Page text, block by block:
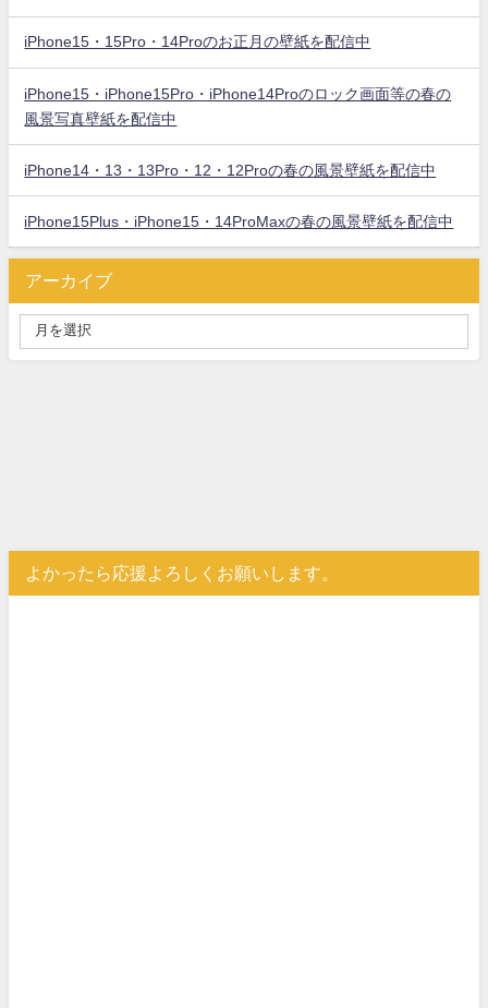
iPhone15・15Pro・14Proのお正月の壁紙を配信中
iPhone15・iPhone15Pro・iPhone14Proのロック画面等の春の
風景写真壁紙を配信中
iPhone14・13・13Pro・12・12Proの春の風景壁紙を配信中
iPhone15Plus・iPhone15・14ProMaxの春の風景壁紙を配信中
アーカイブ
よかったら応援よろしくお願いします。